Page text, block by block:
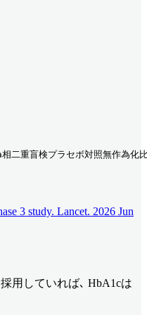
プラセボ対照無作為
3 study. Lancet. 2026 Jun
用していれば､ HbA1cは